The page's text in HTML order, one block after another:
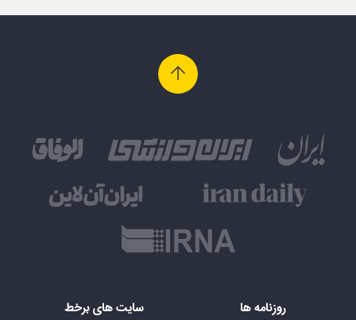
روزنامه ها سایت های برخط